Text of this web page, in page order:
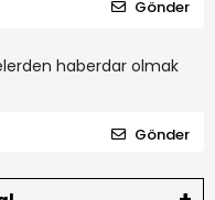
Gönder
haberdar olmak
Gönder